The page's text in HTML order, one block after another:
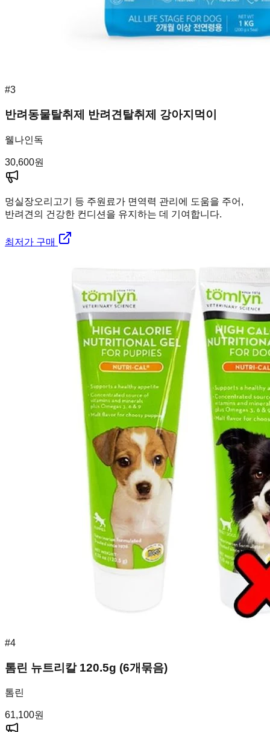
#3
반려동물탈취제 반려견탈취제 강아지먹이
웰나인독
30,600원
멍실장오리고기 등 주원료가 면역력 관리에 도움을 주어,
반려견의 건강한 컨디션을 유지하는 데 기여합니다.
최저가 구매
#4
톰린 뉴트리칼 120.5g (6개묶음)
톰린
61,100원